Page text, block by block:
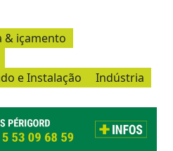
& içamento
e Instalação
Indústria